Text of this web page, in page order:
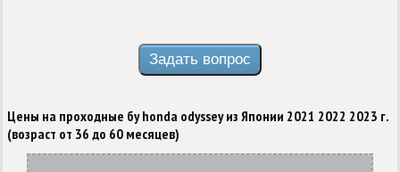
Цены на проходные бу honda odyssey из Японии 2021 2022 2023 г.
(возраст от 36 до 60 месяцев)